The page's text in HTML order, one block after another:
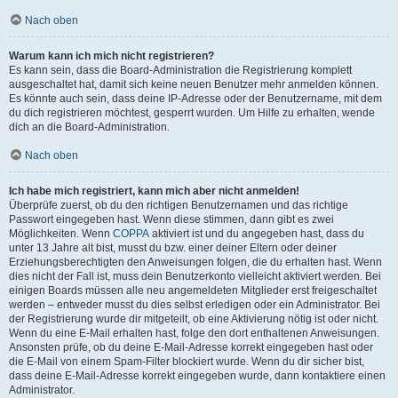
Nach oben
Warum kann ich mich nicht registrieren?
Es kann sein, dass die Board-Administration die Registrierung komplett
ausgeschaltet hat, damit sich keine neuen Benutzer mehr anmelden können.
Es könnte auch sein, dass deine IP-Adresse oder der Benutzername, mit dem
du dich registrieren möchtest, gesperrt wurden. Um Hilfe zu erhalten, wende
dich an die Board-Administration.
Nach oben
Ich habe mich registriert, kann mich aber nicht anmelden!
Überprüfe zuerst, ob du den richtigen Benutzernamen und das richtige
Passwort eingegeben hast. Wenn diese stimmen, dann gibt es zwei
Möglichkeiten. Wenn COPPA aktiviert ist und du angegeben hast, dass du
unter 13 Jahre alt bist, musst du bzw. einer deiner Eltern oder deiner
Erziehungsberechtigten den Anweisungen folgen, die du erhalten hast. Wenn
dies nicht der Fall ist, muss dein Benutzerkonto vielleicht aktiviert werden. Bei
einigen Boards müssen alle neu angemeldeten Mitglieder erst freigeschaltet
werden – entweder musst du dies selbst erledigen oder ein Administrator. Bei
der Registrierung wurde dir mitgeteilt, ob eine Aktivierung nötig ist oder nicht.
Wenn du eine E-Mail erhalten hast, folge den dort enthaltenen Anweisungen.
Ansonsten prüfe, ob du deine E-Mail-Adresse korrekt eingegeben hast oder
die E-Mail von einem Spam-Filter blockiert wurde. Wenn du dir sicher bist,
dass deine E-Mail-Adresse korrekt eingegeben wurde, dann kontaktiere einen
Administrator.